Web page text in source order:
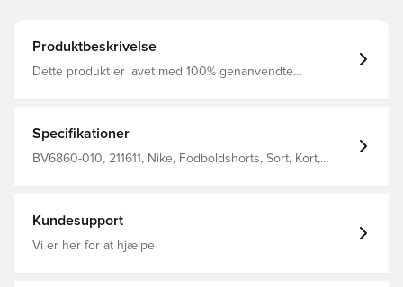
Produktbeskrivelse
Dette produkt er lavet med 100% genanvendte
Specifikationer
BV6860-010, 211611, Nike, Fodboldshorts, Sort, Kort,
Kundesupport
Vi er her for at hjælpe